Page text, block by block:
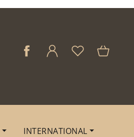
INTERNATIONAL